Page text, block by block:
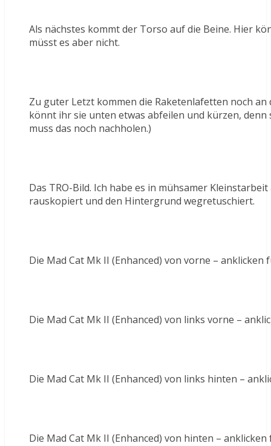
Als nächstes kommt der Torso auf die Beine. Hier
müsst es aber nicht.
Zu guter Letzt kommen die Raketenlafetten noch
könnt ihr sie unten etwas abfeilen und kürzen, denn
muss das noch nachholen.)
Das TRO-Bild. Ich habe es in mühsamer Kleinstarbeit
rauskopiert und den Hintergrund wegretuschiert.
Die Mad Cat Mk II (Enhanced) von vorne – anklicken
Die Mad Cat Mk II (Enhanced) von links vorne –
Die Mad Cat Mk II (Enhanced) von links hinten –
Die Mad Cat Mk II (Enhanced) von hinten –